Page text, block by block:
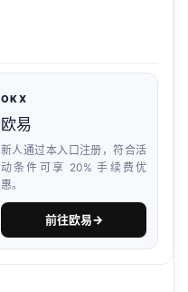
OKX
欧易
新人通过本入口注册，符合活
动条件可享 20% 手续费优
惠。
前往欧易→